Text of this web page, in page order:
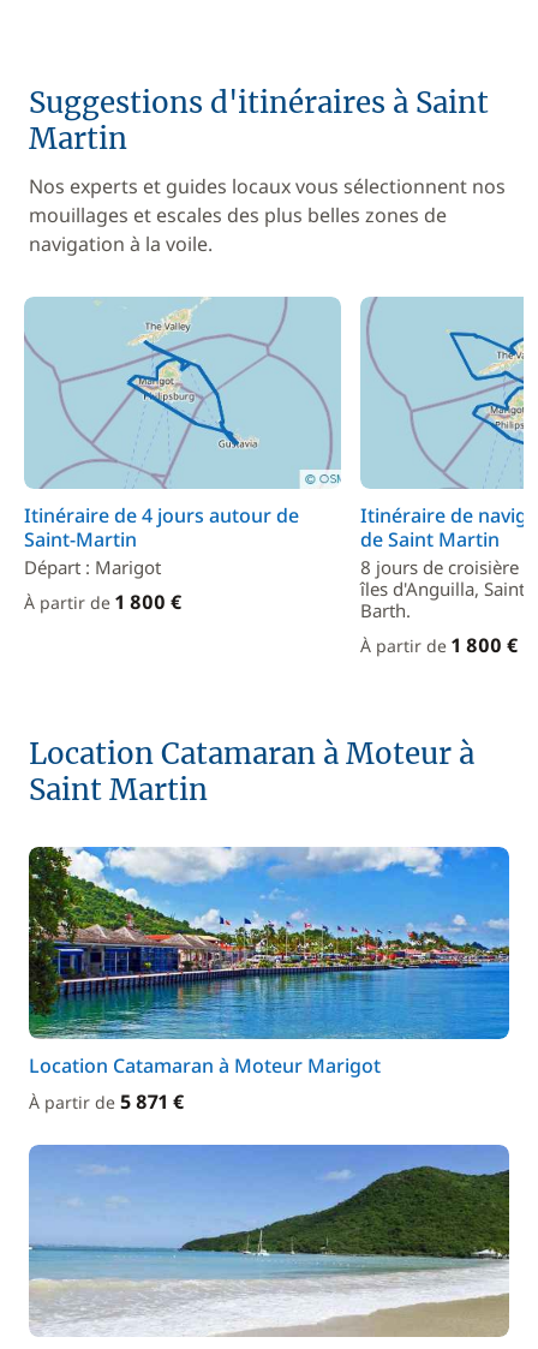
Suggestions d'itinéraires à Saint
Martin
Nos experts et guides locaux vous sélectionnent nos
mouillages et escales des plus belles zones de
navigation à la voile.
Itinéraire de 4 jours autour de
Saint-Martin
Départ : Marigot
À partir de 1 800 €
Itinéraire de
de Saint Martin
8 jours de croisière
îles d'Anguilla, Saint
Barth.
À partir de 1 800 €
Location Catamaran à Moteur à
Saint Martin
Location Catamaran à Moteur Marigot
À partir de 5 871 €